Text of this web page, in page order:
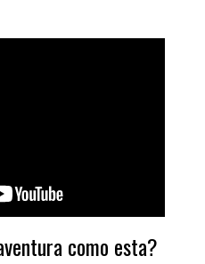
como esta?